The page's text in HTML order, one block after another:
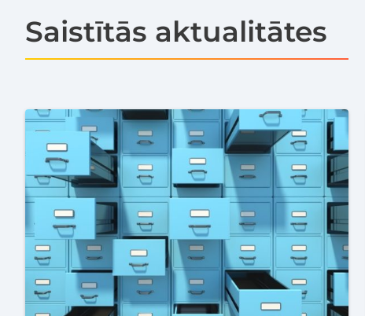
Saistītās aktualitātes